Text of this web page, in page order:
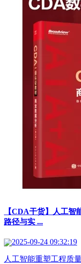
【CDA干货】人工
路径与实 ...
2025-09-24 09:32:19
人工智能重塑工程质